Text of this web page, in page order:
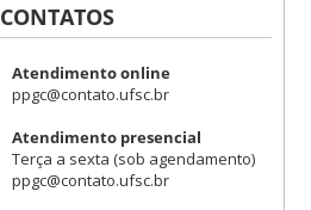
CONTATOS
Atendimento online
ppgc@contato.ufsc.br
Atendimento presencial
Terça a sexta (sob agendamento)
ppgc@contato.ufsc.br